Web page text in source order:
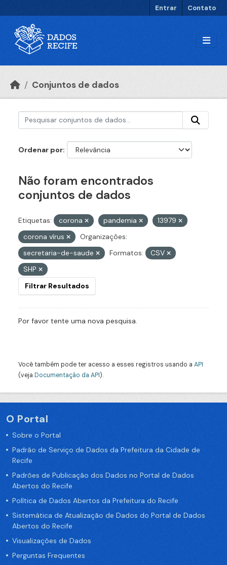
Entrar Contato
Conjuntos de dados
Ordenar por
Não foram encontrados
conjuntos de dados
Etiquetas: corona pandemia
13979
corona vírus
Organizações:
secretaria-de-saude
Formatos:
CSV
SHP
Filtrar Resultados
Por favor tente uma nova pesquisa.
Você também pode ter acesso a esses registros usando a API
(veja Documentação da API).
O Portal
Sobre o Portal
Padrão de Serviço de Dados da Prefeitura da Cidade de
Recife
Padrões de Publicação dos Dados no Portal de Dados
Abertos do Recife
Política de Dados Abertos da Prefeitura do Recife
Sistemática de Atualização de Dados do Portal de Dados
Abertos do Recife
Visualizações de Dados
Perguntas Frequentes